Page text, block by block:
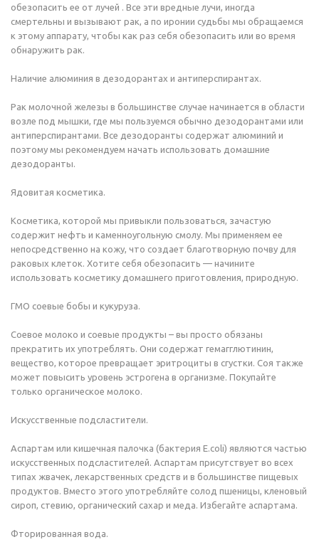
обезопасить ее от лучей . Все эти вредные лучи, иногда
смертельны и вызывают рак, а по иронии судьбы мы обращаемся
к этому аппарату, чтобы как раз себя обезопасить или во время
обнаружить рак.
Наличие алюминия в дезодорантах и антиперспирантах.
Рак молочной железы в большинстве случае начинается в области
возле под мышки, где мы пользуемся обычно дезодорантами или
антиперспирантами. Все дезодоранты содержат алюминий и
поэтому мы рекомендуем начать использовать домашние
дезодоранты.
Ядовитая косметика.
Косметика, которой мы привыкли пользоваться, зачастую
содержит нефть и каменноугольную смолу. Мы применяем ее
непосредственно на кожу, что создает благотворную почву для
раковых клеток. Хотите себя обезопасить — начините
использовать косметику домашнего приготовления, природную.
ГМО соевые бобы и кукуруза.
Соевое молоко и соевые продукты – вы просто обязаны
прекратить их употреблять. Они содержат гемагглютинин,
вещество, которое превращает эритроциты в сгустки. Соя также
может повысить уровень эстрогена в организме. Покупайте
только органическое молоко.
Искусственные подсластители.
Аспартам или кишечная палочка (бактерия E.coli) являются частью
искусственных подсластителей. Аспартам присутствует во всех
типах жвачек, лекарственных средств и в большинстве пищевых
продуктов. Вместо этого употребляйте солод пшеницы, кленовый
сироп, стевию, органический сахар и меда. Избегайте аспартама.
Фторированная вода.